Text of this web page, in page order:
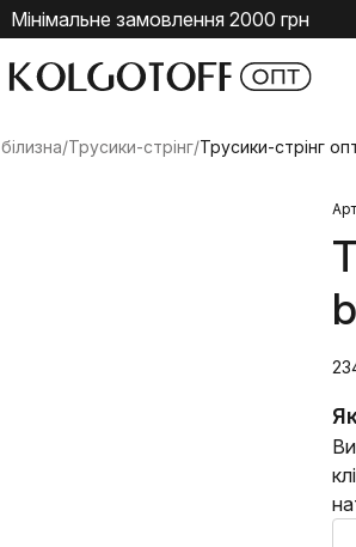
Мінімальне замовлення 2000 грн
/Трусики-стрінг/Трусики-стрінг